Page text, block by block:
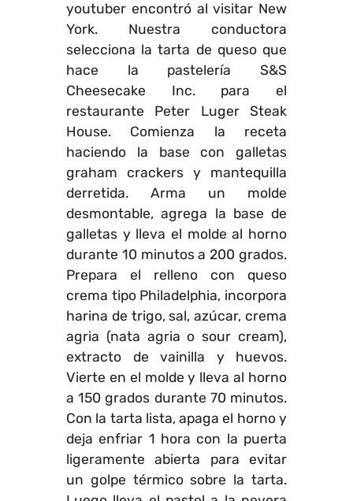
youtuber encontró al visitar New
York. Nuestra conductora
selecciona la tarta de queso que
hace la pastelería S&S
Cheesecake Inc. para el
restaurante Peter Luger Steak
House. Comienza la receta
haciendo la base con galletas
graham crackers y mantequilla
derretida. Arma un molde
desmontable, agrega la base de
galletas y lleva el molde al horno
durante 10 minutos a 200 grados.
Prepara el relleno con queso
crema tipo Philadelphia, incorpora
harina de trigo, sal, azúcar, crema
agria (nata agria o sour cream),
extracto de vainilla y huevos.
Vierte en el molde y lleva al horno
a 150 grados durante 70 minutos.
Con la tarta lista, apaga el horno y
deja enfriar 1 hora con la puerta
ligeramente abierta para evitar
un golpe térmico sobre la tarta.